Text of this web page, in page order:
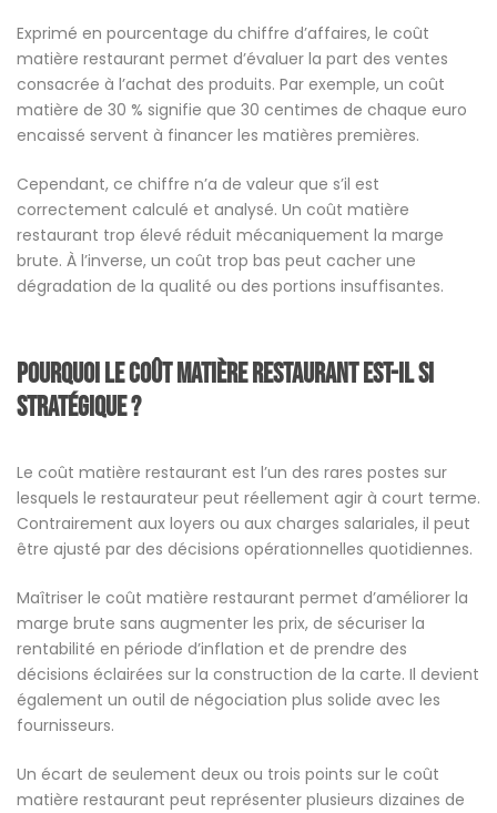
Exprimé en pourcentage du chiffre d’affaires, le coût
matière restaurant permet d’évaluer la part des ventes
consacrée à l’achat des produits. Par exemple, un coût
matière de 30 % signifie que 30 centimes de chaque euro
encaissé servent à financer les matières premières.
Cependant, ce chiffre n’a de valeur que s’il est
correctement calculé et analysé. Un coût matière
restaurant trop élevé réduit mécaniquement la marge
brute. À l’inverse, un coût trop bas peut cacher une
dégradation de la qualité ou des portions insuffisantes.
Pourquoi le coût matière restaurant est-il si
stratégique ?
Le coût matière restaurant est l’un des rares postes sur
lesquels le restaurateur peut réellement agir à court terme.
Contrairement aux loyers ou aux charges salariales, il peut
être ajusté par des décisions opérationnelles quotidiennes.
Maîtriser le coût matière restaurant permet d’améliorer la
marge brute sans augmenter les prix, de sécuriser la
rentabilité en période d’inflation et de prendre des
décisions éclairées sur la construction de la carte. Il devient
également un outil de négociation plus solide avec les
fournisseurs.
Un écart de seulement deux ou trois points sur le coût
matière restaurant peut représenter plusieurs dizaines de